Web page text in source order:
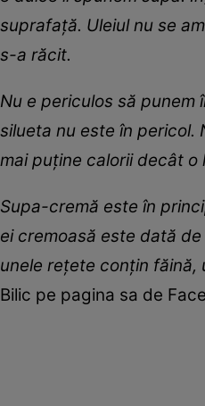
suprafață. Uleiul nu se
s-a răcit.
Nu e periculos să
silueta nu este în pericol.
mai puține calorii decât o
Supa-cremă este în
ei cremoasă este dată
unele rețete conțin
Bilic pe pagina sa de